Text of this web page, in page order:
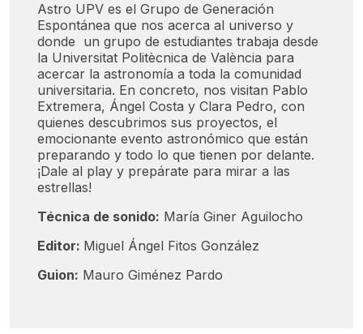
Astro UPV es el Grupo de Generación
Espontánea que nos acerca al universo y
donde un grupo de estudiantes trabaja desde
la Universitat Politècnica de València para
acercar la astronomía a toda la comunidad
universitaria. En concreto, nos visitan Pablo
Extremera, Ángel Costa y Clara Pedro, con
quienes descubrimos sus proyectos, el
emocionante evento astronómico que están
preparando y todo lo que tienen por delante.
¡Dale al play y prepárate para mirar a las
estrellas!
Técnica de sonido: María Giner Aguilocho
Editor: Miguel Ángel Fitos González
Guion: Mauro Giménez Pardo